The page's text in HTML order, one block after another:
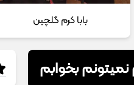
بابا کرم گلچین
بخوابم